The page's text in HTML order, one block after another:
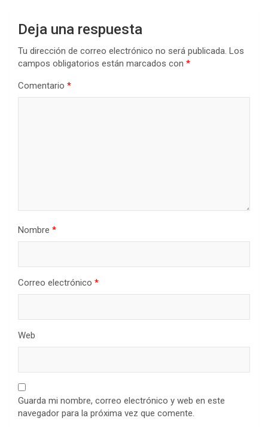
Deja una respuesta
Tu dirección de correo electrónico no será publicada. Los
campos obligatorios están marcados con *
Comentario *
Nombre *
Correo electrónico *
Web
Guarda mi nombre, correo electrónico y web en este
navegador para la próxima vez que comente.